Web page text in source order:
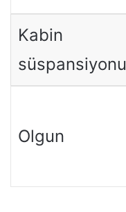
Kabin
süspansiyonu
Olgun